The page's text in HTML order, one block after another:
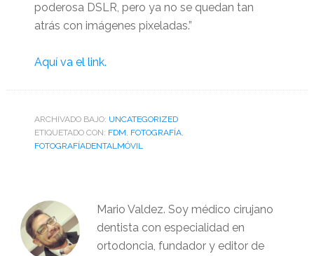
poderosa DSLR, pero ya no se quedan tan
atrás con imágenes pixeladas.”
Aquí va el link.
ARCHIVADO BAJO: UNCATEGORIZED
ETIQUETADO CON: FDM FOTOGRAFÍA,
FOTOGRAFÍADENTALMÓVIL
Mario Valdez. Soy médico cirujano
dentista con especialidad en
ortodoncia, fundador y editor de